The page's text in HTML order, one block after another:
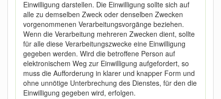
Einwilligung darstellen. Die Einwilligung sollte sich auf
alle zu demselben Zweck oder denselben Zwecken
vorgenommenen Verarbeitungsvorgänge beziehen.
Wenn die Verarbeitung mehreren Zwecken dient, sollte
für alle diese Verarbeitungszwecke eine Einwilligung
gegeben werden. Wird die betroffene Person auf
elektronischem Weg zur Einwilligung aufgefordert, so
muss die Aufforderung in klarer und knapper Form und
ohne unnötige Unterbrechung des Dienstes, für den die
Einwilligung gegeben wird, erfolgen.